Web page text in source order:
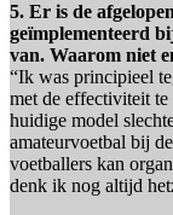
5. Er is de
geïmplementeerd
van. Waarom niet
“Ik was principieel
met de effectiviteit
huidige model
amateurvoetbal bij
voetballers kan
denk ik nog altijd